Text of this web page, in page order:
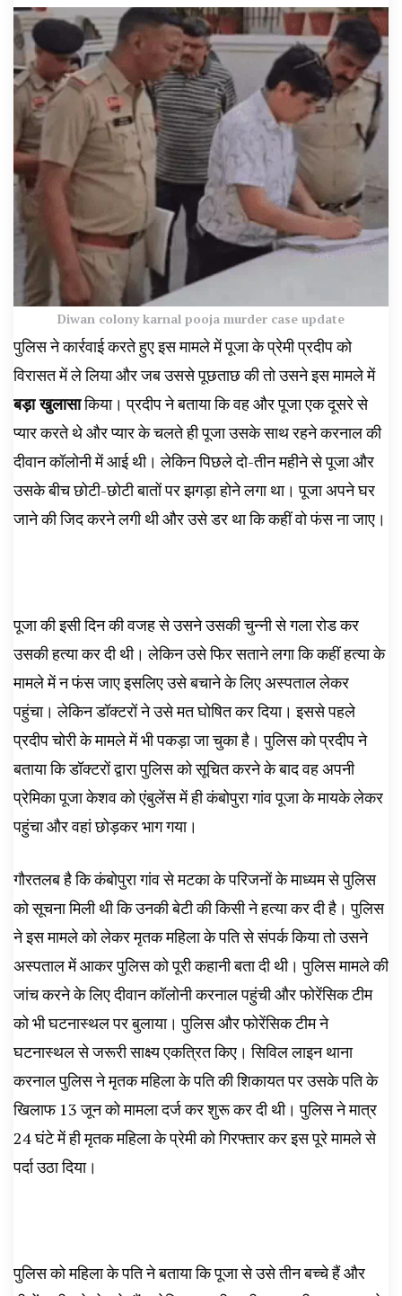
Diwan colony karnal pooja murder case update
पुलिस ने कार्रवाई करते हुए इस मामले में पूजा के प्रेमी प्रदीप को
विरासत में ले लिया और जब उससे पूछताछ की तो उसने इस मामले में
बड़ा खुलासाकिया। प्रदीप ने बताया कि वह और पूजा एक दूसरे से
प्यार करते थे और प्यार के चलते ही पूजा उसके साथ रहने करनाल की
दीवान कॉलोनी में आई थी। लेकिन पिछले दो-तीन महीने से पूजा और
उसके बीच छोटी-छोटी बातों पर झगड़ा होने लगा था। पूजा अपने घर
जाने की जिद करने लगी थी और उसे डर था कि कहीं वो फंस ना जाए।
पूजा की इसी दिन की वजह से उसने उसकी चुन्नी से गला रोड कर
उसकी हत्या कर दी थी। लेकिन उसे फिर सताने लगा कि कहीं हत्या के
मामले में न फंस जाए इसलिए उसे बचाने के लिए अस्पताल लेकर
पहुंचा। लेकिन डॉक्टरों ने उसे मत घोषित कर दिया। इससे पहले
प्रदीप चोरी के मामले में भी पकड़ा जा चुका है। पुलिस को प्रदीप ने
बताया कि डॉक्टरों द्वारा पुलिस को सूचित करने के बाद वह अपनी
प्रेमिका पूजा केशव को एंबुलेंस में ही कंबोपुरा गांव पूजा के मायके लेकर
पहुंचा और वहां छोड़कर भाग गया।
गौरतलब है कि कंबोपुरा गांव से मटका के परिजनों के माध्यम से पुलिस
को सूचना मिली थी कि उनकी बेटी की किसी ने हत्या कर दी है। पुलिस
ने इस मामले को लेकर मृतक महिला के पति से संपर्क किया तो उसने
अस्पताल में आकर पुलिस को पूरी कहानी बता दी थी। पुलिस मामले की
जांच करने के लिए दीवान कॉलोनी करनाल पहुंची और फोरेंसिक टीम
को भी घटनास्थल पर बुलाया। पुलिस और फोरेंसिक टीम ने
घटनास्थल से जरूरी साक्ष्य एकत्रित किए। सिविल लाइन थाना
करनाल पुलिस ने मृतक महिला के पति की शिकायत पर उसके पति के
खिलाफ 13 जून को मामला दर्ज कर शुरू कर दी थी। पुलिस ने मात्र
24 घंटे में ही मृतक महिला के प्रेमी को गिरफ्तार कर इस पूरे मामले से
पर्दा उठा दिया।
पुलिस को महिला के पति ने बताया कि पूजा से उसे तीन बच्चे हैं और